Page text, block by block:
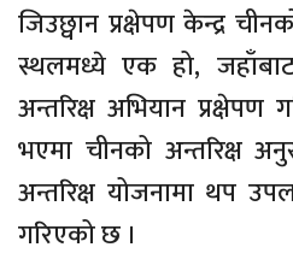
जिउछ्वान प्रक्षेपण केन्द्र
स्थलमध्ये एक हो,
अन्तरिक्ष अभियान
भएमा चीनको अन्तरिक्ष
अन्तरिक्ष योजनामा थप
गरिएको छ ।